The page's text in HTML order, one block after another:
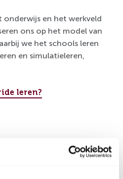
onderwijs en het werkveld
ons op het model van
we het schools leren
en simulatieleren,
leren?